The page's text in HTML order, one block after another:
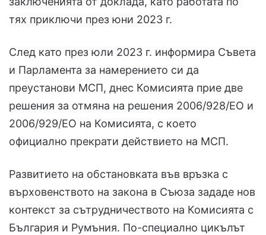
тях приключи през юни 2023 г.
След като през юли 2023 г. информира Съвета
и Парламента за намерението си да
преустанови МСП, днес Комисията прие две
решения за отмяна на решения 2006/928/ЕО и
2006/929/ЕО на Комисията, с което
официално прекрати действието на МСП.
Развитието на обстановката във връзка с
върховенството на закона в Съюза зададе нов
контекст за сътрудничеството на Комисията с
България и Румъния. По-специално цикълът